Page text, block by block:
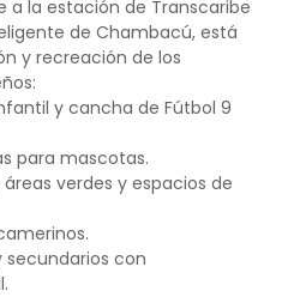
a la estación de Transcaribe
de Chambacú, está
y recreación de los
y cancha de Fútbol 9
para mascotas.
verdes y espacios de
secundarios con